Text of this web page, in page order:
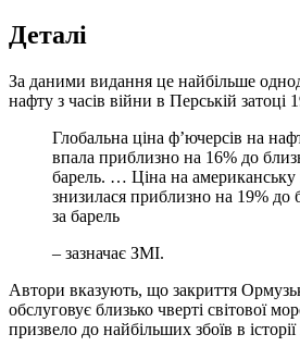
Деталі
За даними видання це найбільше
нафту з часів війни в Перській затоці
Глобальна ціна ф’ючерсів на нафту марки Brent
впала приблизно на 16% до
барель. … Ціна на
знизилася приблизно на 19% до
за барель
– зазначає ЗМІ.
Автори вказують, що закриття
обслуговує близько чверті світової
призвело до найбільших збоїв в